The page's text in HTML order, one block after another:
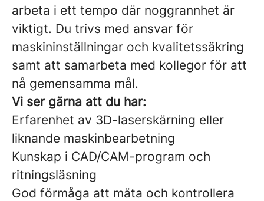
arbeta i ett tempo där noggrannhet är
viktigt. Du trivs med ansvar för
maskininställningar och kvalitetssäkring
samt att samarbeta med kollegor för att
nå gemensamma mål.
Vi ser gärna att du har:
Erfarenhet av 3D-laserskärning eller
liknande maskinbearbetning
Kunskap i CAD/CAM-program och
ritningsläsning
God förmåga att mäta och kontrollera